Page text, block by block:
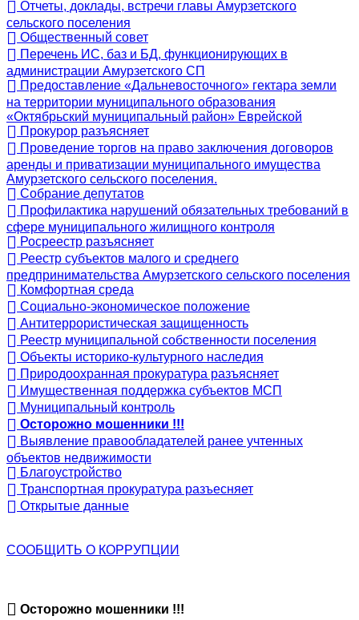
Отчеты, доклады, встречи главы Амурзетского
сельского поселения
Общественный совет
Перечень ИС, баз и БД, функционирующих в
администрации Амурзетского СП
Предоставление «Дальневосточного» гектара земли
на территории муниципального образования
«Октябрьский муниципальный район» Еврейской
Прокурор разъясняет
Проведение торгов на право заключения договоров
аренды и приватизации муниципального имущества
Амурзетского сельского поселения.
Собрание депутатов
Профилактика нарушений обязательных требований в
сфере муниципального жилищного контроля
Росреестр разъясняет
Реестр субъектов малого и среднего
предпринимательства Амурзетского сельского поселения
Комфортная среда
Социально-экономическое положение
Антитеррористическая защищенность
Реестр муниципальной собственности поселения
Объекты историко-культурного наследия
Природоохранная прокуратура разъясняет
Имущественная поддержка субъектов МСП
Муниципальный контроль
Осторожно мошенники !!!
Выявление правообладателей ранее учтенных
объектов недвижимости
Благоустройство
Транспортная прокуратура разъесняет
Открытые данные
СООБЩИТЬ О КОРРУПЦИИ
Осторожно мошенники !!!